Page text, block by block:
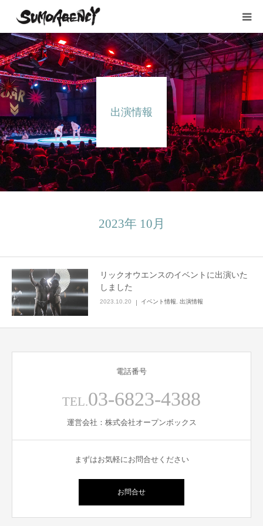
出演情報
2023年 10月
リックオウエンスのイベントに出演いた
しました
2023.10.20 イベント情報 出演情報
電話番号
TEL.03-6823-4388
運営会社：株式会社オープンボックス
まずはお気軽にお問合せください
お問合せ
HOME
所属タレント
出演情報
YouTube
会社概要
English